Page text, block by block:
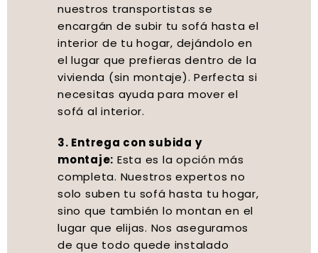
nuestros transportistas se
encargán de subir tu sofá hasta el
interior de tu hogar, dejándolo en
el lugar que prefieras dentro de la
vivienda (sin montaje). Perfecta si
necesitas ayuda para mover el
sofá al interior.
3. Entrega con subida y
montaje: Esta es la opción más
completa. Nuestros expertos no
solo suben tu sofá hasta tu hogar,
sino que también lo montan en el
lugar que elijas. Nos aseguramos
de que todo quede instalado